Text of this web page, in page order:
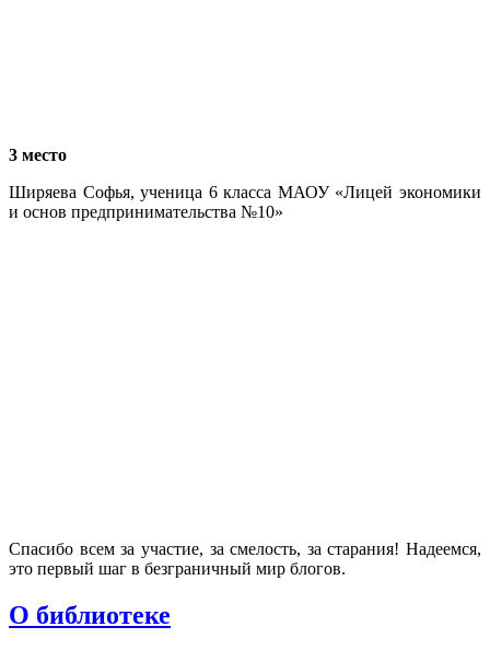
3 место
Ширяева Софья, ученица 6 класса МАОУ «Лицей экономики
и основ предпринимательства №10»
Спасибо всем за участие, за смелость, за старания! Надеемся,
это первый шаг в безграничный мир блогов.
О библиотеке